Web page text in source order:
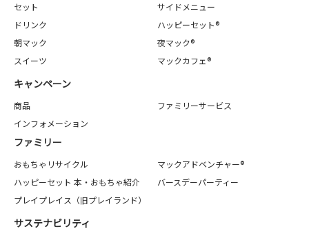
セット
サイドメニュー
ドリンク
ハッピーセット®
朝マック
夜マック®
スイーツ
マックカフェ®
キャンペーン
商品
ファミリーサービス
インフォメーション
ファミリー
おもちゃリサイクル
マックアドベンチャー®
ハッピーセット 本・おもちゃ紹介
バースデーパーティー
プレイプレイス（旧プレイランド）
サステナビリティ